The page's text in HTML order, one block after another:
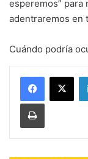
esperemos” para
adentraremos en
Cuándo podría
Print